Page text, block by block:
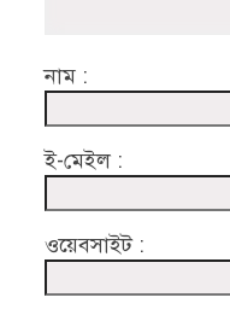
নাম :
ই-মেইল :
ওয়েবসাইট :